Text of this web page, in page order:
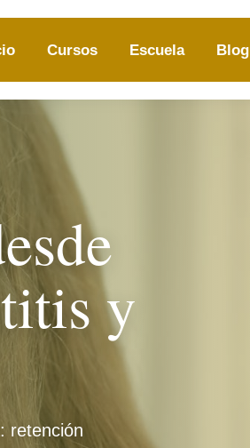
Cursos Escuela Blog
y
retención